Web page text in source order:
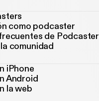
como podcaster
de Podcaster
comunidad
iPhone
Android
la web